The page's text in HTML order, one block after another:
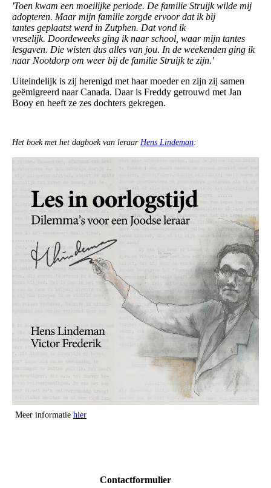
'Toen kwam een moeilijke periode. De familie Struijk wilde mij
adopteren. Maar mijn familie zorgde ervoor dat ik bij
tantes geplaatst werd in Zutphen. Dat vond ik
vreselijk. Doordeweeks ging ik naar school, waar mijn tantes
lesgaven. Die wisten dus alles van jou. In de weekenden ging ik
naar Nootdorp om weer bij de familie Struijk te zijn.'
Uiteindelijk is zij herenigd met haar moeder en zijn zij samen
geëmigreerd naar Canada. Daar is Freddy getrouwd met Jan
Booy en heeft ze zes dochters gekregen.
Het boek met het dagboek van leraar Hens Lindeman:
Meer informatie hier
Contactformulier